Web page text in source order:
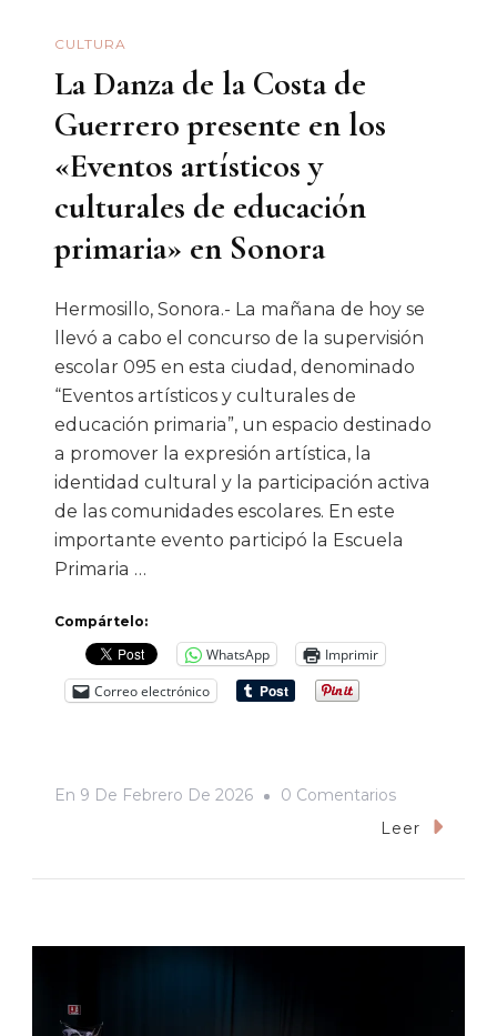
CULTURA
La Danza de la Costa de
Guerrero presente en los
«Eventos artísticos y
culturales de educación
primaria» en Sonora
Hermosillo, Sonora.- La mañana de hoy se
llevó a cabo el concurso de la supervisión
escolar 095 en esta ciudad, denominado
“Eventos artísticos y culturales de
educación primaria”, un espacio destinado
a promover la expresión artística, la
identidad cultural y la participación activa
de las comunidades escolares. En este
importante evento participó la Escuela
Primaria …
Compártelo:
WhatsApp
Imprimir
Correo electrónico
En 9 De Febrero De 2026 0 ComentariosEn
La
Leer